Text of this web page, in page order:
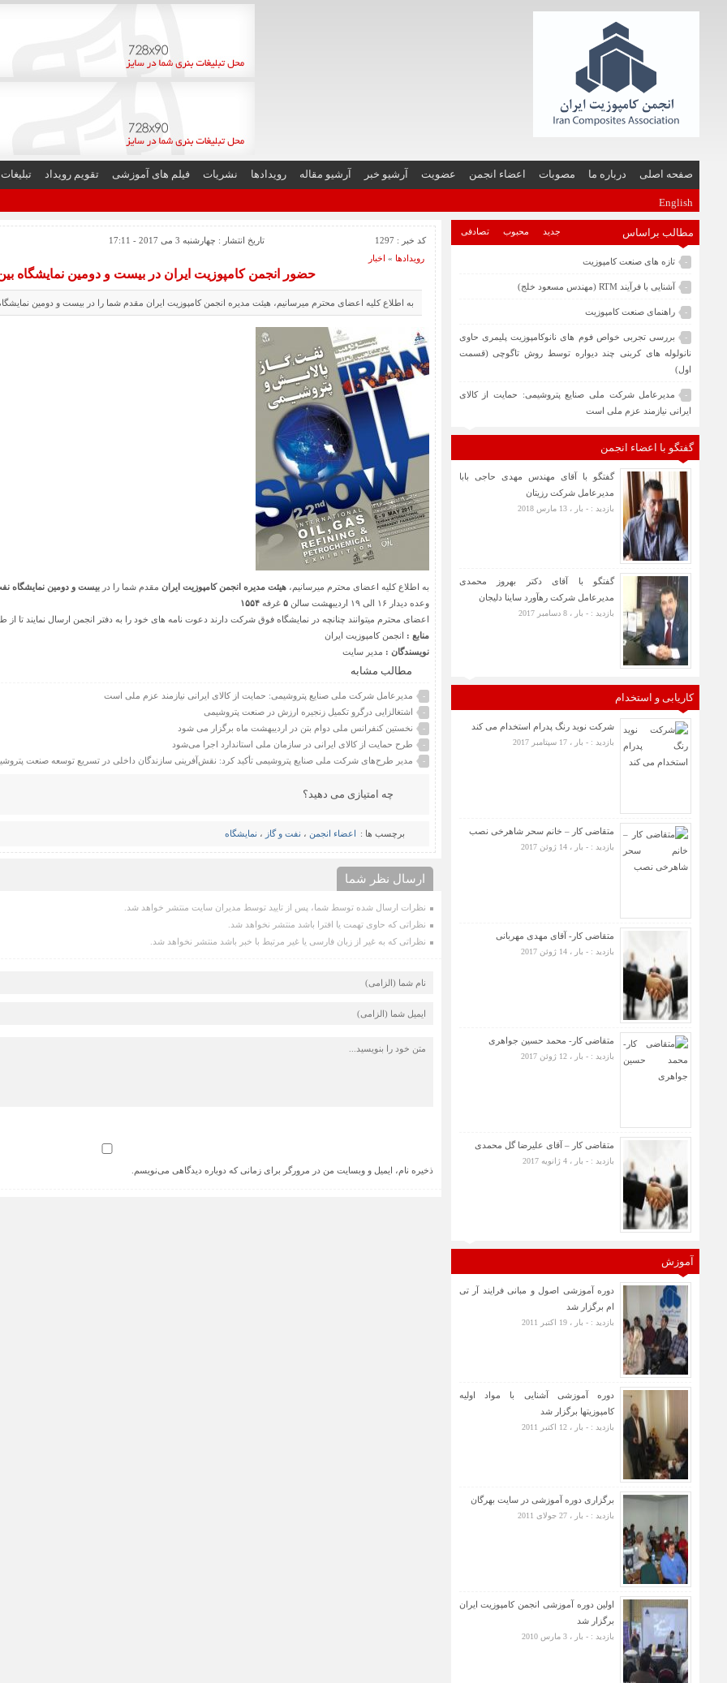
صفحه اصلی درباره ما مصوبات اعضاء انجمن عضویت آرشیو خبر آرشیو مقاله رویدادها نشریات فیلم های آموزشی تقویم رویداد تبلیغات
English
کد خبر : 1297 تاریخ انتشار : چهارشنبه 3 می 2017 - 17:11
اخبار « رویدادها
حضور انجمن کامپوزیت ایران در بیست و دومین نمایشگاه
به اطلاع کلیه اعضای محترم میرسانیم، هیئت مدیره انجمن کامپوزیت ایران مقدم شما را در بیست و دومین
به اطلاع کلیه اعضای محترم میرسانیم، هیئت مدیره انجمن کامپوزیت ایرانمقدم شما را در بیست و دومین نمایشگاه
وعده دیدار ۱۶ الی ۱۹ اردیبهشت سالن
۵غرفه ۱۵۵۴
اعضای محترم میتوانند چنانچه در نمایشگاه فوق شرکت دارند دعوت نامه های خود را به دفتر انجمن ارسال نمایند تا از
منابع : انجمن کامپوزیت ایران
نویسندگان : مدیر سایت
مطالب مشابه
- مدیرعامل شرکت ملی صنایع پتروشیمی: حمایت از کالای ایرانی نیازمند عزم ملی است
- اشتغالزایی درگرو تکمیل زنجیره ارزش در صنعت پتروشیمی
- نخستین کنفرانس ملی دوام بتن در اردیبهشت ماه برگزار می شود
- طرح حمایت از کالای ایرانی در سازمان ملی استاندارد اجرا می‌شود
- مدیر طرح‌های شرکت ملی صنایع پتروشیمی تأکید کرد: نقش‌آفرینی سازندگان داخلی در تسریع توسعه صنعت
چه امتیازی می دهید؟
برچسب ها : اعضاء انجمن ، نفت و گاز ، نمایشگاه
ارسال نظر شما
نظرات ارسال شده توسط شما، پس از تایید توسط مدیران سایت منتشر خواهد شد.
نظراتی که حاوی تهمت یا افترا باشد منتشر نخواهد شد.
نظراتی که به غیر از زبان فارسی یا غیر مرتبط با خبر باشد منتشر نخواهد شد.
ذخیره نام، ایمیل و وبسایت من در مرورگر برای زمانی که دوباره دیدگاهی می‌نویسم.
مطالب براساس جدید محبوب تصادفی
- تازه های صنعت کامپوزیت
- آشنایی با فرآیند RTM (مهندس مسعود خلج)
- راهنمای صنعت کامپوزیت
-
بررسی تجربی خواص فوم های نانوکامپوزیت پلیمری حاوی
نانولوله های کربنی چند دیواره توسط روش تاگوچی (قسمت
اول)
-
مدیرعامل شرکت ملی صنایع پتروشیمی: حمایت از کالای
ایرانی نیازمند عزم ملی است
گفتگو با اعضاء انجمن
گفتگو با آقای مهندس مهدی حاجی بابا
مدیرعامل شرکت رزیتان
بازدید : - بار ، 13 مارس 2018
گفتگو با آقای دکتر بهروز محمدی
مدیرعامل شرکت رهآورد ساینا دلیجان
بازدید : - بار ، 8 دسامبر 2017
کاریابی و استخدام
شرکت نوید رنگ پدرام استخدام می کند
بازدید : - بار ، 17 سپتامبر 2017
متقاضی کار – خانم سحر شاهرخی نصب
بازدید : - بار ، 14 ژوئن 2017
متقاضی کار- آقای مهدی مهربانی
بازدید : - بار ، 14 ژوئن 2017
متقاضی کار- محمد حسین جواهری
بازدید : - بار ، 12 ژوئن 2017
متقاضی کار – آقای علیرضا گل محمدی
بازدید : - بار ، 4 ژانویه 2017
آموزش
دوره آموزشی اصول و مبانی فرایند آر تی
ام برگزار شد
بازدید : - بار ، 19 اکتبر 2011
دوره آموزشی آشنایی با مواد اولیه
کامپوزیتها برگزار شد
بازدید : - بار ، 12 اکتبر 2011
برگزاری دوره آموزشی در سایت بهرگان
بازدید : - بار ، 27 جولای 2011
اولین دوره آموزشی انجمن کامپوزیت ایران
برگزار شد
بازدید : - بار ، 3 مارس 2010